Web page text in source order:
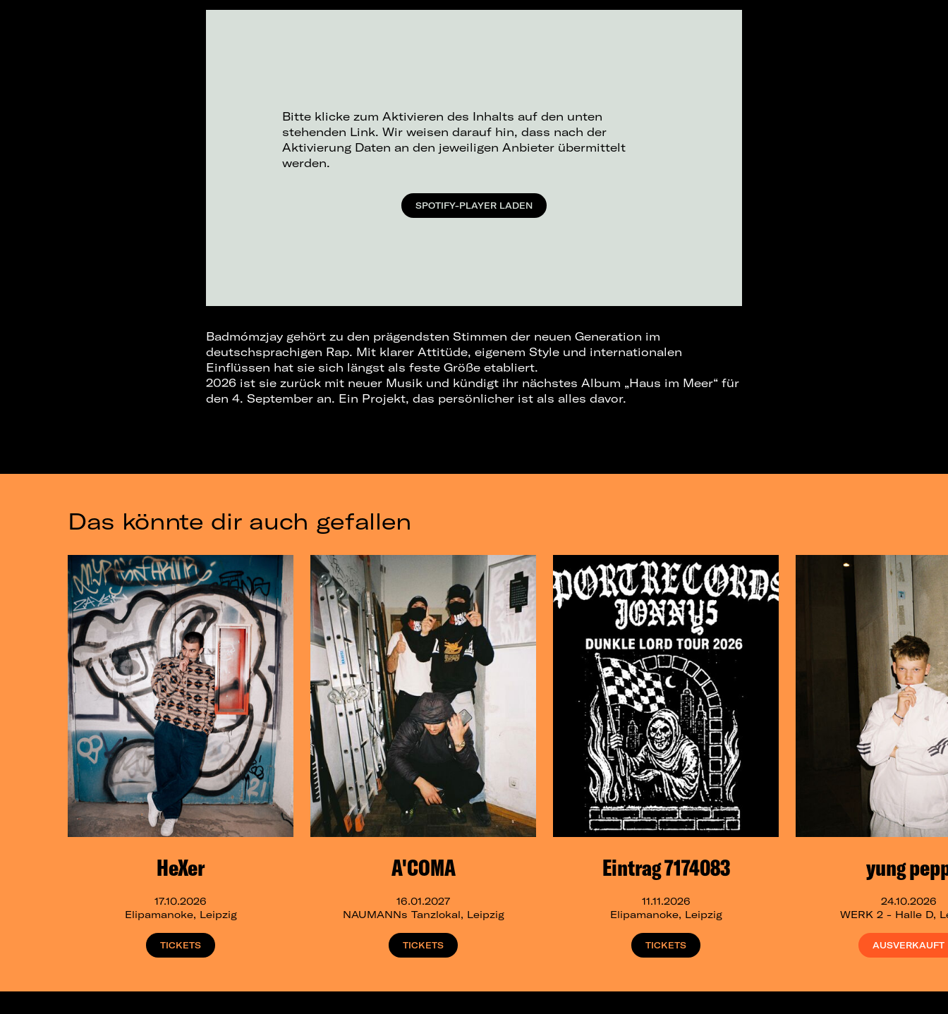
Bitte klicke zum Aktivieren des Inhalts auf den unten
stehenden Link. Wir weisen darauf hin, dass nach der
Aktivierung Daten an den jeweiligen Anbieter übermittelt
werden.
SPOTIFY-PLAYER LADEN
Badmómzjay gehört zu den prägendsten Stimmen der neuen Generation im
deutschsprachigen Rap. Mit klarer Attitüde, eigenem Style und internationalen
Einflüssen hat sie sich längst als feste Größe etabliert.
2026 ist sie zurück mit neuer Musik und kündigt ihr nächstes Album „Haus im Meer“ für
den 4. September an. Ein Projekt, das persönlicher ist als alles davor.
Das könnte dir auch gefallen
HeXer
17.10.2026
Elipamanoke, Leipzig
TICKETS
A'COMA
16.01.2027
NAUMANNs Tanzlokal, Leipzig
TICKETS
Eintrag 7174083
11.11.2026
Elipamanoke, Leipzig
TICKETS
yung
24.10.2026
WERK 2 - Halle D,
AUSVERKAUFT